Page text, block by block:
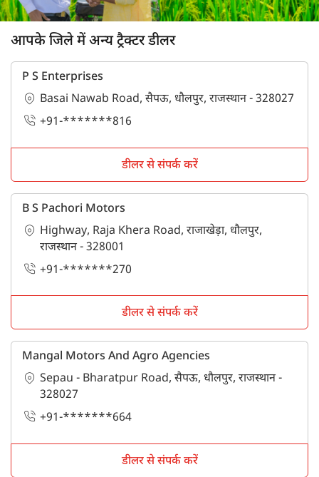
आपके जिले में अन्य ट्रैक्टर डीलर
P S Enterprises
Basai Nawab Road, सैपऊ, धौलपुर, राजस्थान - 328027
+91-*******816
डीलर से संपर्क करें
B S Pachori Motors
Highway, Raja Khera Road, राजाखेड़ा, धौलपुर,
राजस्थान - 328001
+91-*******270
डीलर से संपर्क करें
Mangal Motors And Agro Agencies
Sepau - Bharatpur Road, सैपऊ, धौलपुर, राजस्थान -
328027
+91-*******664
डीलर से संपर्क करें